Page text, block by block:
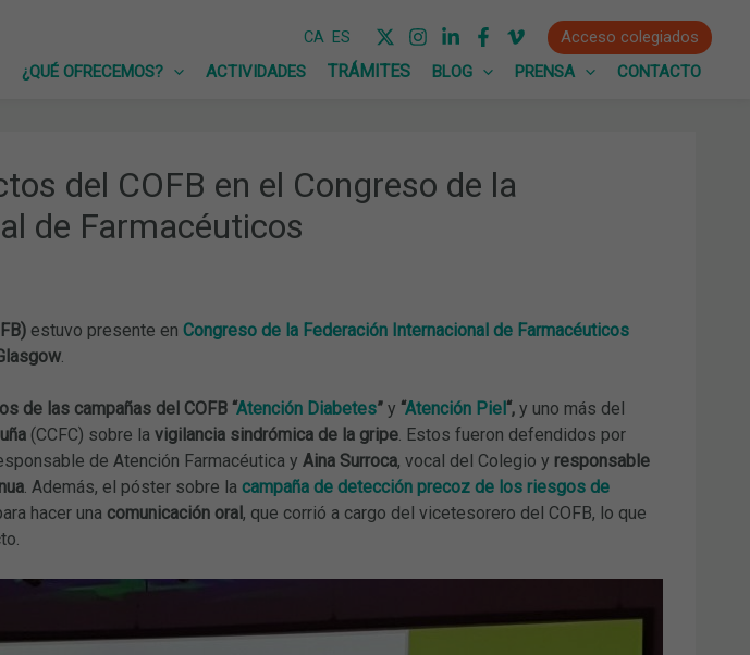
CA ES
Acceso colegiados
¿QUÉ OFRECEMOS? ACTIVIDADES BLOG PRENSA CONTACTO
del COFB en el Congreso de la
de Farmacéuticos
estuvo presente en Congreso de la Federación Internacional de Farmacéuticos
.
de las campañas del COFB “Atención Diabetes” y “Atención Piel“, y uno más del
(CCFC) sobre la vigilancia sindrómica de la gripe. Estos fueron defendidos por
de Atención Farmacéutica y Aina Surroca, vocal del Colegio y responsable
. Además, el póster sobre la campaña de detección precoz de los riesgos de
hacer una comunicación oral, que corrió a cargo del vicetesorero del COFB, lo que